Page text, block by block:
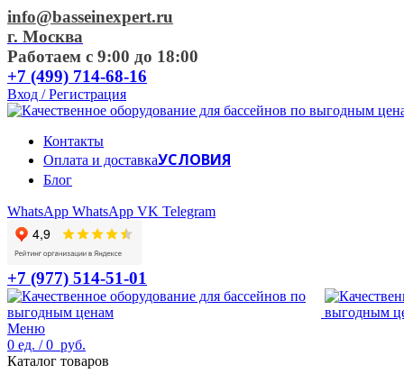
info@basseinexpert.ru
г. Москва
Работаем с 9:00 до 18:00
+7 (499) 714-68-16
Вход / Регистрация
Контакты
Оплата и доставкаУСЛОВИЯ
Блог
WhatsApp WhatsApp VK Telegram
+7 (977) 514-51-01
Меню
0 ед. / 0 руб.
Каталог товаров